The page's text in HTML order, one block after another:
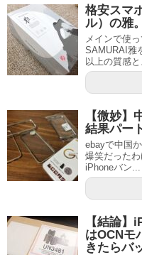
格安スマ
ル）の雅
メインで使
SAMURAI雅
以上の質感と
【微妙】
結果パー
ebayで中国
爆笑だった
iPhoneバン...
【結論】
はOCNモ
きたらバ